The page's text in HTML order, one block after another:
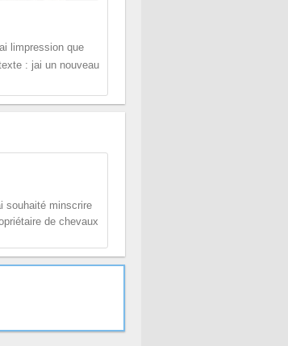
limpression que
: jai un nouveau
minscrire
de chevaux